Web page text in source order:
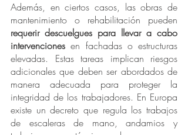
Además, en ciertos casos, las obras de
requerir descuelgues para llevar a cabo
intervenciones en fachadas o estructuras
elevadas. Estas tareas implican riesgos
adicionales que deben ser abordados de
manera adecuada para proteger la
integridad de los trabajadores. En Europa
existe un decreto que regula los trabajos
de escaleras de mano, andamios y